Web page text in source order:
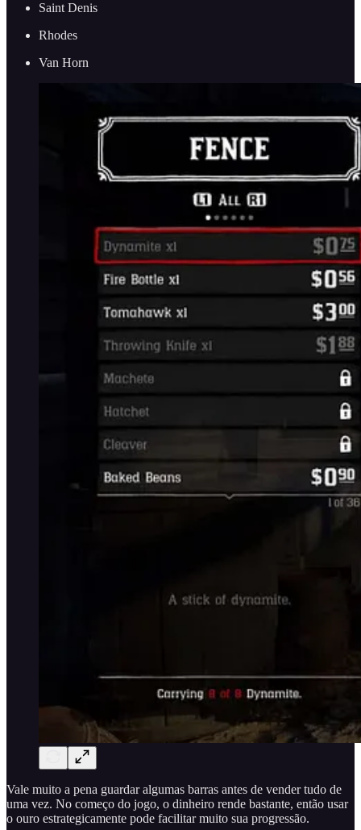
Saint Denis
Rhodes
Van Horn
Vale muito a pena guardar algumas barras antes de vender tudo de
uma vez. No começo do jogo, o dinheiro rende bastante, então usar
o ouro estrategicamente pode facilitar muito sua progressão.